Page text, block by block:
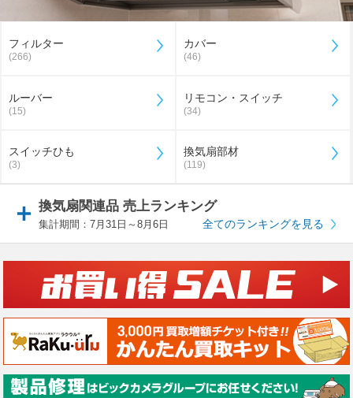
フィルター
(266)
カバー
(46)
ルーバー
(15)
リモコン・スイッチ
(34)
スイッチひも
(3)
換気扇部材
(119)
換気扇関連品 売上ランキング
集計期間：7月31日～8月6日 全てのランキングを見る